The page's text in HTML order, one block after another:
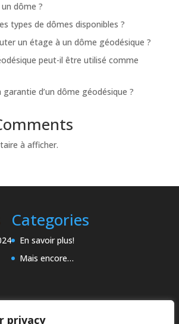
privacy
dôme ?
types de dômes disponibles ?
un étage à un dôme géodésique ?
peut-il être utilisé comme
garantie d’un dôme géodésique ?
à afficher.
Categories
En savoir plus!
Mais encore…